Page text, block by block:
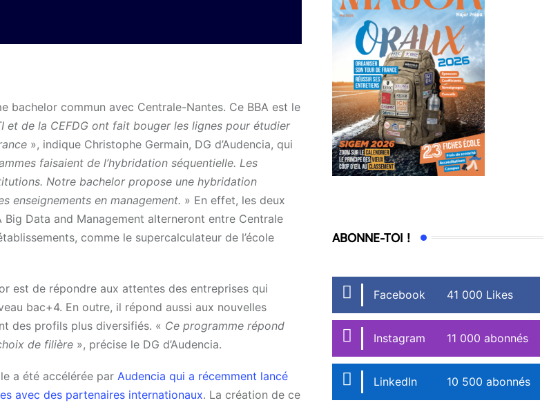
bachelor commun avec Centrale-Nantes. Ce BBA est le
et de la CEFDG ont fait bouger les lignes pour étudier
», indique Christophe Germain, DG d’Audencia, qui
faisaient de l’hybridation séquentielle. Les
Notre bachelor propose une hybridation
enseignements en management. » En effet, les deux
Data and Management alterneront entre Centrale
comme le supercalculateur de l’école
est de répondre aux attentes des entreprises qui
bac+4. En outre, il répond aussi aux nouvelles
des profils plus diversifiés. « Ce programme répond
de filière », précise le DG d’Audencia.
a été accélérée par Audencia qui a récemment lancé
avec des partenaires internationaux. La création de ce
ABONNE-TOI !
Facebook 41 000 Likes
Instagram 11 000 abonnés
LinkedIn 10 500 abonnés